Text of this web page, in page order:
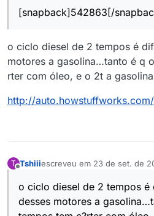
[snapback]542863[/
o ciclo diesel de 2 tempos é
motores a gasolina…tanto é q
rter com óleo, e o 2t a
http://
T Tshiiiescreveu em 23 de set. de
última edição por
o ciclo diesel de 2 tempos
desses motores a